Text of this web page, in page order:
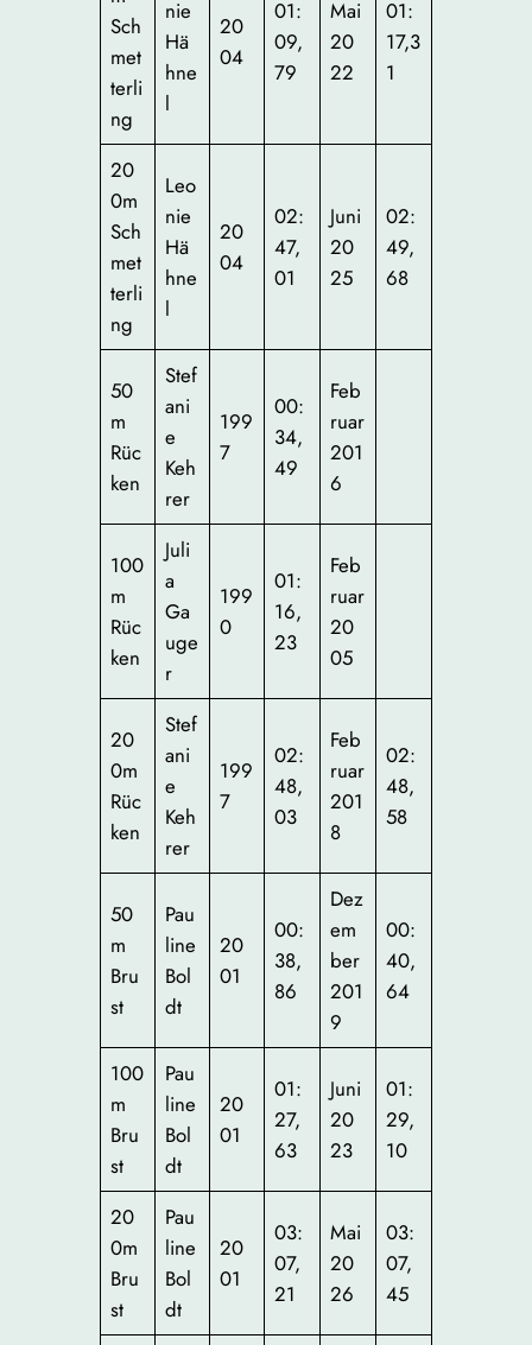
Sch
met
terli
ng
nie
Hä
hne
l
20
04
01:
09,
79
Mai
20
22
01:
17,3
1
20
0m
Sch
met
terli
ng
Leo
nie
Hä
hne
l
20
04
02:
47,
01
Juni
20
25
02:
49,
68
50
m
Rüc
ken
Stef
ani
e
Keh
rer
199
7
00:
34,
49
Feb
ruar
201
6
100
m
Rüc
ken
Juli
a
Ga
uge
r
199
0
01:
16,
23
Feb
ruar
20
05
20
0m
Rüc
ken
Stef
ani
e
Keh
rer
199
7
02:
48,
03
Feb
ruar
201
8
02:
48,
58
50
m
Bru
st
Pau
line
Bol
dt
20
01
00:
38,
86
Dez
em
ber
201
9
00:
40,
64
100
m
Bru
st
Pau
line
Bol
dt
20
01
01:
27,
63
Juni
20
23
01:
29,
10
20
0m
Bru
st
Pau
line
Bol
dt
20
01
03:
07,
21
Mai
20
26
03:
07,
45